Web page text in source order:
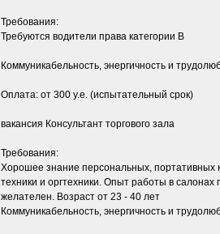
Требования:
Требуются водители права категории В
Коммуникабельность, энергичность и
Оплата: от 300 у.е. (испытательный срок)
вакансия Консультант торгового зала
Требования:
Хорошее знание персональных,
техники и оргтехники. Опыт работы в
желателен. Возраст от 23 - 40 лет
Коммуникабельность, энергичность и